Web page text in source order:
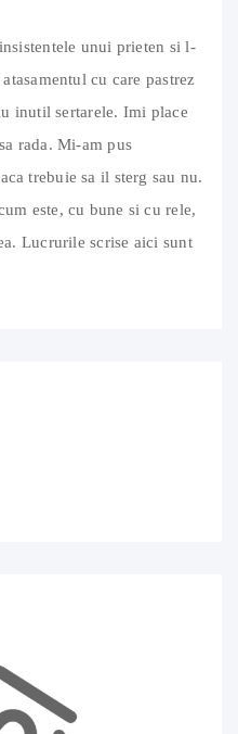
unui prieten si l-
cu care pastrez
inutil sertarele. Imi place
rada. Mi-am pus
trebuie sa il sterg sau nu.
este, cu bune si cu rele,
Lucrurile scrise aici sunt